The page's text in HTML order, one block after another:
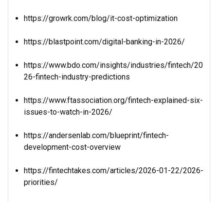
https://growrk.com/blog/it-cost-optimization
https://blastpoint.com/digital-banking-in-2026/
https://www.bdo.com/insights/industries/fintech/20
26-fintech-industry-predictions
https://www.ftassociation.org/fintech-explained-six-
issues-to-watch-in-2026/
https://andersenlab.com/blueprint/fintech-
development-cost-overview
https://fintechtakes.com/articles/2026-01-22/2026-
priorities/